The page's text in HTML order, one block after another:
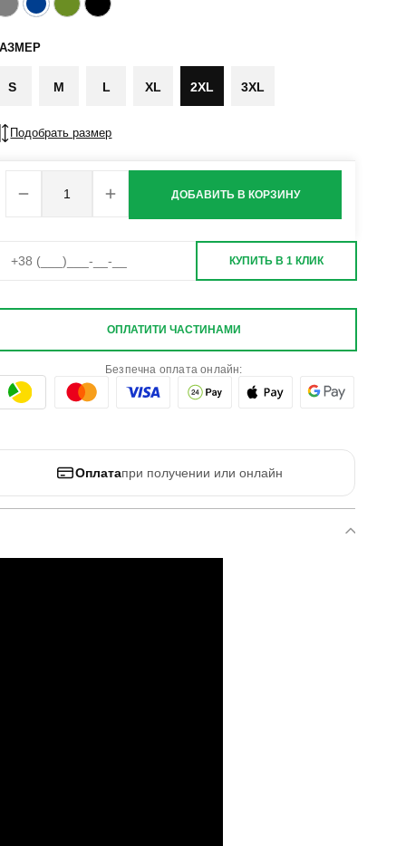
S M L XL 2XL 3XL
Подобрать размер
ДОБАВИТЬ В КОРЗИНУ
КУПИТЬ В 1 КЛИК
ОПЛАТИТИ ЧАСТИНАМИ
Безпечна оплата онлайн:
Оплатапри получении или онлайн